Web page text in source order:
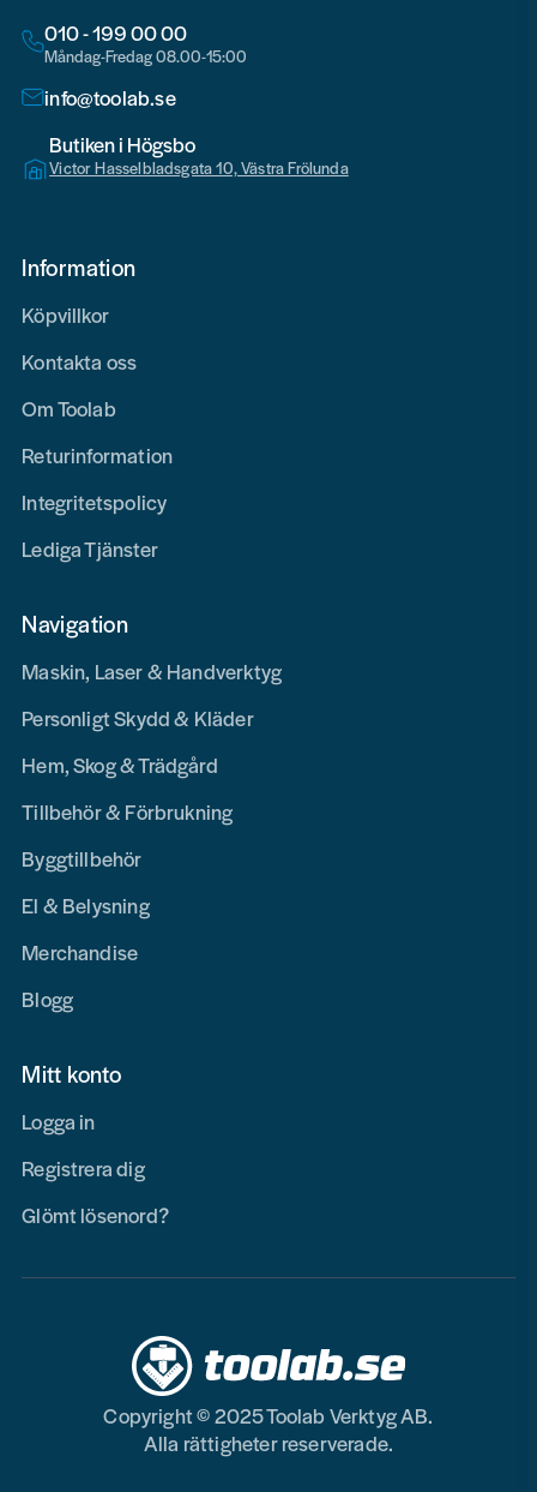
010 - 199 00 00
Måndag-Fredag 08.00-15:00
info@toolab.se
Butiken i Högsbo
Victor Hasselbladsgata 10, Västra Frölunda
Information
Köpvillkor
Kontakta oss
Om Toolab
Returinformation
Integritetspolicy
Lediga Tjänster
Navigation
Maskin, Laser & Handverktyg
Personligt Skydd & Kläder
Hem, Skog & Trädgård
Tillbehör & Förbrukning
Byggtillbehör
El & Belysning
Merchandise
Blogg
Mitt konto
Logga in
Registrera dig
Glömt lösenord?
Copyright © 2025 Toolab Verktyg AB.
Alla rättigheter reserverade.